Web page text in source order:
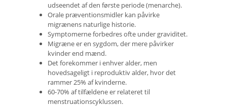
udseendet af den første periode (menarche).
Orale præventionsmidler kan påvirke
migrænens naturlige historie.
Symptomerne forbedres ofte under graviditet.
Migræne er en sygdom, der mere påvirker
kvinder end mænd.
Det forekommer i enhver alder, men
hovedsageligt i reproduktiv alder, hvor det
rammer 25% af kvinderne.
60-70% af tilfældene er relateret til
menstruationscyklussen.